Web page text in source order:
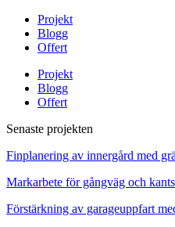
Projekt
Blogg
Offert
Projekt
Blogg
Offert
Senaste projekten
Finplanering av innergård med
Markarbete för gångväg och
Förstärkning av garageuppfart